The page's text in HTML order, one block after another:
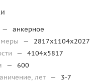
—
анкерное
—
2817х1104х2027
—
4104х5817
—
600
лет —
3-7